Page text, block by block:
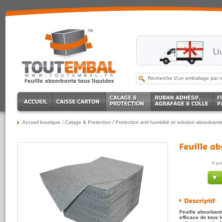
Accueil boutique / Calage & Protection / Protection anti humidité et solution absorbante
A
Feuille
efficace de tous